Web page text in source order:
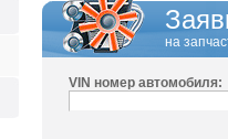
на
VIN номер автомобиля: